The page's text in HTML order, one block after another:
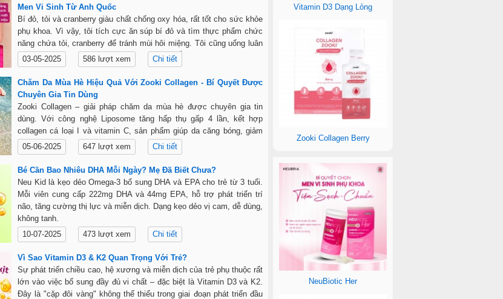
Men Vi Sinh Từ Anh Quốc
Bí đỏ, tỏi và cranberry giàu chất chống oxy hóa, rất tốt cho sức khỏe
phụ khoa. Vì vậy, tôi tích cực ăn súp bí đỏ và tìm thực phẩm chức
năng chứa tỏi, cranberry để tránh mùi hôi miệng. Tôi cũng uống luân
phiên 3 loại men phụ khoa từ Anh giúp cân bằng hệ vi sinh, tăng đề
kháng và tiêu hóa.
03-05-2025 586 lượt xem Chi tiết
Chăm Da Mùa Hè Hiệu Quả Với Zooki Collagen - Bí Quyết Được
Chuyên Gia Tin Dùng
Zooki Collagen – giải pháp chăm da mùa hè được chuyên gia tin
dùng. Với công nghệ Liposome tăng hấp thụ gấp 4 lần, kết hợp
collagen cá loại I và vitamin C, sản phẩm giúp da căng bóng, giảm
nếp nhăn, chống lão hoá hiệu quả. Lý tưởng cho phụ nữ từ 25 tuổi
trở lên, muốn đẹp da từ bên trong.
05-06-2025 647 lượt xem Chi tiết
Bé Cần Bao Nhiêu DHA Mỗi Ngày? Mẹ Đã Biết Chưa?
Neu Kid là kẹo dẻo Omega-3 bổ sung DHA và EPA cho trẻ từ 3 tuổi.
Mỗi viên cung cấp 222mg DHA và 44mg EPA, hỗ trợ phát triển trí
não, tăng cường thị lực và miễn dịch. Dạng kẹo dẻo vị cam, dễ dùng,
không tanh.
10-07-2025
473 lượt xem Chi tiết
Vì Sao Vitamin D3 & K2 Quan Trọng Với Trẻ?
Sự phát triển chiều cao, hệ xương và miễn dịch của trẻ phụ thuộc rất
lớn vào việc bổ sung đầy đủ vi chất – đặc biệt là Vitamin D3 và K2.
Đây là "cặp đôi vàng" không thể thiếu trong giai đoạn phát triển đầu
Vitamin D3 Dạng Lỏng
Zooki Collagen Berry
NeuBiotic Her